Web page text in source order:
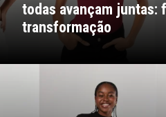
todas avançam juntas:
transformação